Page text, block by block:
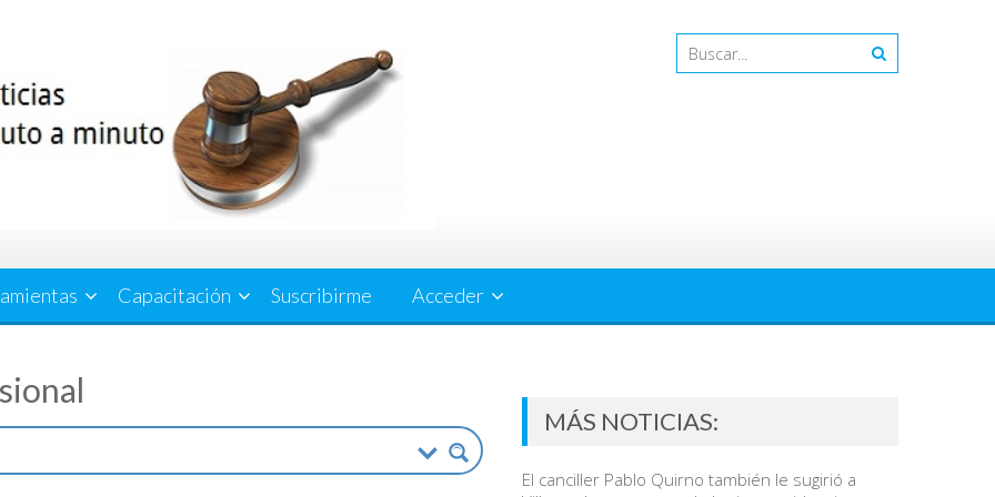
Capacitación Suscribirme Acceder
MÁS NOTICIAS:
El canciller Pablo Quirno también le sugirió a